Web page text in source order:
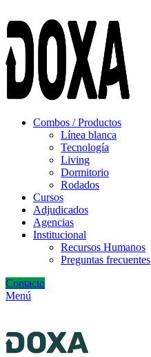
Combos / Productos
Línea blanca
Tecnología
Living
Dormitorio
Rodados
Cursos
Adjudicados
Agencias
Institucional
Recursos Humanos
Preguntas frecuentes
Contacto
Menú